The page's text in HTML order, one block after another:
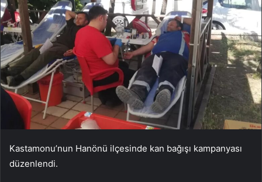
Kastamonu’nun Hanönü ilçesinde kan bağışı kampanyası
düzenlendi.